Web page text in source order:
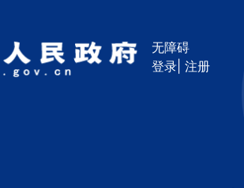
无障碍
登录 |注册